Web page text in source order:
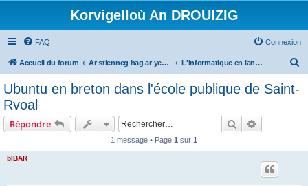
Korvigelloù An DROUIZIG
FAQ Connexion
Accueil du forum Ar stlenneg hag ar yezhoù bihan er bed a-bezh L'informatique en langues régionales et minoritaires
Ubuntu en breton dans l'école publique de Saint-
Rvoal
Répondre Rechercher
1 message • Page 1 sur 1
bIBAR